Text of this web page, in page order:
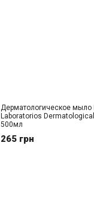
Дерматологическое мыло
Laboratorios
500мл
265 грн